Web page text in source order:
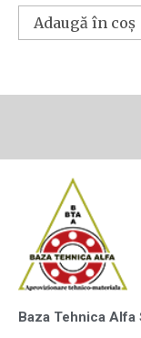
Adaugă în coș
Baza Tehnica Alfa